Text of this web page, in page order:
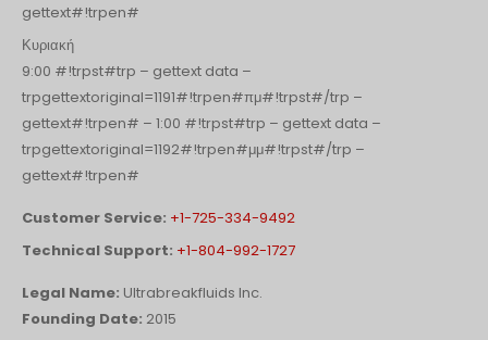
gettext#!trpen#
Κυριακή
9:00 #!trpst#trp – gettext data –
trpgettextoriginal=1191#!trpen#πμ#!trpst#/trp –
gettext#!trpen# – 1:00 #!trpst#trp – gettext data –
trpgettextoriginal=1192#!trpen#μμ#!trpst#/trp –
gettext#!trpen#
Customer Service: +1-725-334-9492
Technical Support: +1-804-992-1727
Legal Name: Ultrabreakfluids Inc.
Founding Date: 2015
Bahasa Melayu
ဗမာစာ